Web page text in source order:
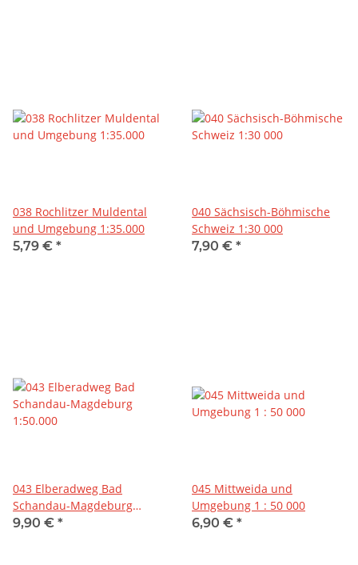
038 Rochlitzer Muldental
und Umgebung 1:35.000
5,79 € *
040 Sächsisch-Böhmische
Schweiz 1:30 000
7,90 € *
043 Elberadweg Bad
Schandau-Magdeburg
1:50.000
9,90 € *
045 Mittweida und
Umgebung 1 : 50 000
6,90 € *